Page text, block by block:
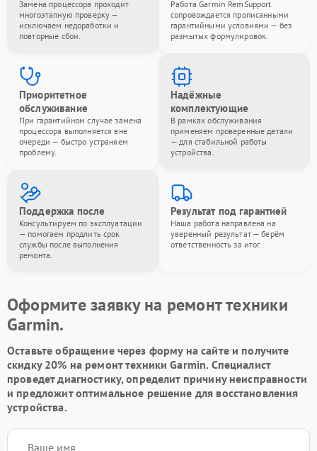
Замена процессора проходит
многоэтапную проверку —
исключаем недоработки и
повторные сбои.
Работа Garmin RemSupport
сопровождается прописанными
гарантийными условиями — без
размытых формулировок.
Приоритетное
обслуживание
При гарантийном случае замена
процессора выполняется вне
очереди — быстро устраняем
проблему.
Надёжные
комплектующие
В рамках обслуживания
применяем проверенные детали
— для стабильной работы
устройства.
Поддержка после
Консультируем по эксплуатации
— помогаем продлить срок
службы после выполнения
ремонта.
Результат под гарантией
Наша работа направлена на
уверенный результат — берём
ответственность за итог.
Оформите заявку на ремонт техники
Garmin.
Оставьте обращение через форму на сайте и получите
скидку 20% на ремонт техники Garmin. Специалист
проведет диагностику, определит причину неисправности
и предложит оптимальное решение для восстановления
устройства.